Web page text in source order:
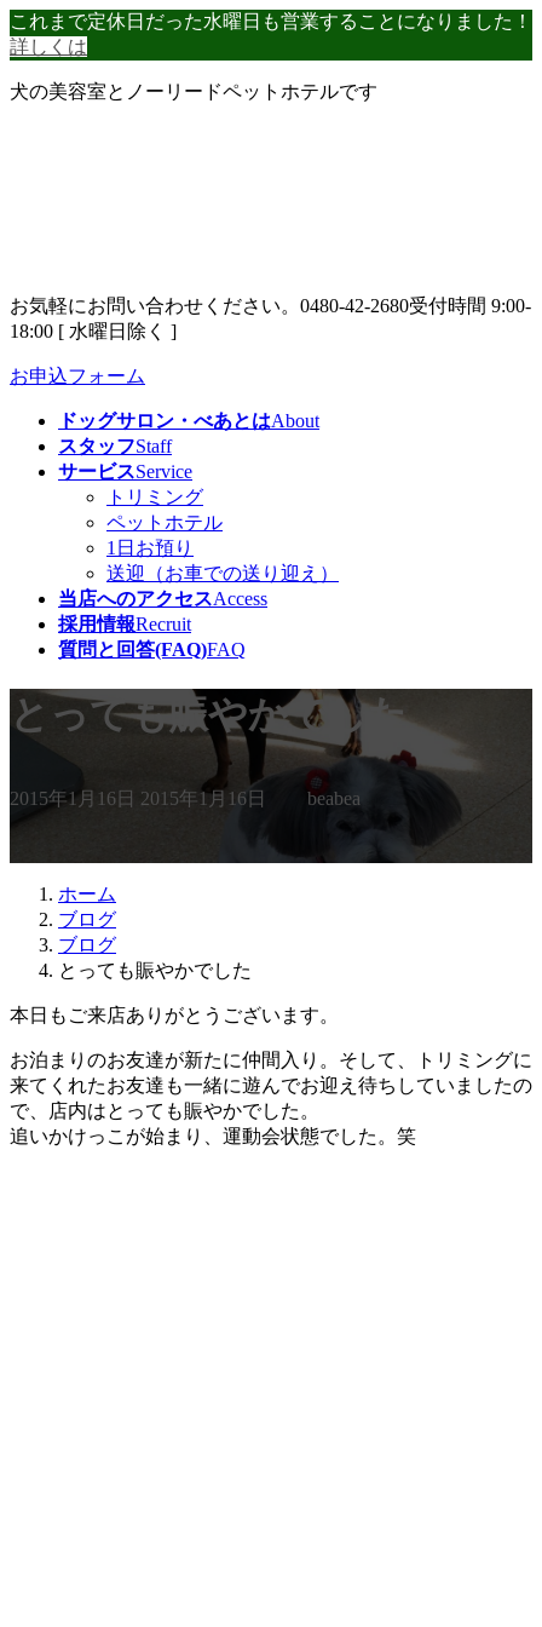
コ
ン
ン
ナ
ビ
ー
これまで定休日だった水曜日も営業することになりました！
詳しくは
犬の美容室とノーリードペットホテルです
お気軽にお問い合わせください。 0480-42-2680受付時間 9:00-
18:00 [ 水曜日除く ]
お申込フォーム
ドッグサロン・べあとはAbout
スタッフStaff
サービスService
トリミング
ペットホテル
1日お預り
送迎（お車での送り迎え）
当店へのアクセスAccess
採用情報Recruit
質問と回答(FAQ)FAQ
とっても賑やかでした
2015年1月16日 終
2015年1月16日 beabea
ホーム
ブログ
ブログ
とっても賑やかでした
本日もご来店ありがとうございます。
お泊まりのお友達が新たに仲間入り。そして、トリミングに
来てくれたお友達も一緒に遊んでお迎え待ちしていましたの
で、店内はとっても賑やかでした。
追いかけっこが始まり、運動会状態でした。笑